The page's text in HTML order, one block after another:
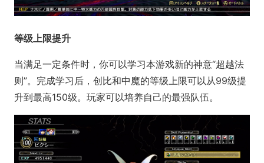
等级上限提升
当满足一定条件时，你可以学习本游戏新的神意“超越法
则”。完成学习后，创比和中魔的等级上限可以从99级提
升到最高150级。玩家可以培养自己的最强队伍。